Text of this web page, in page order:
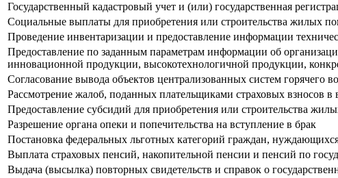
Государственный кадастровый учет и (или) государственная
Социальные выплаты для приобретения или строительства жилых
Проведение инвентаризации и предоставление информации
Предоставление по заданным параметрам информации об
инновационной продукции, высокотехнологичной продукции,
Согласование вывода объектов централизованных систем горячего
Рассмотрение жалоб, поданных плательщиками страховых взносов
Предоставление субсидий для приобретения или строительства
Разрешение органа опеки и попечительства на вступление в брак
Постановка федеральных льготных категорий граждан,
Выплата страховых пенсий, накопительной пенсии и пенсий по
Выдача (высылка) повторных свидетельств и справок о